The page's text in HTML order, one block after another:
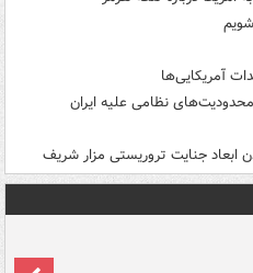
آمریکایی‌ها
محدودیت‌های نظامی علیه ایران
ابعاد جنایت تروریستی مزار شریف